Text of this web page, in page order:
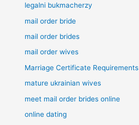
legalni bukmacherzy
mail order bride
mail order brides
mail order wives
Marriage Certificate Requirements
mature ukrainian wives
meet mail order brides online
online dating